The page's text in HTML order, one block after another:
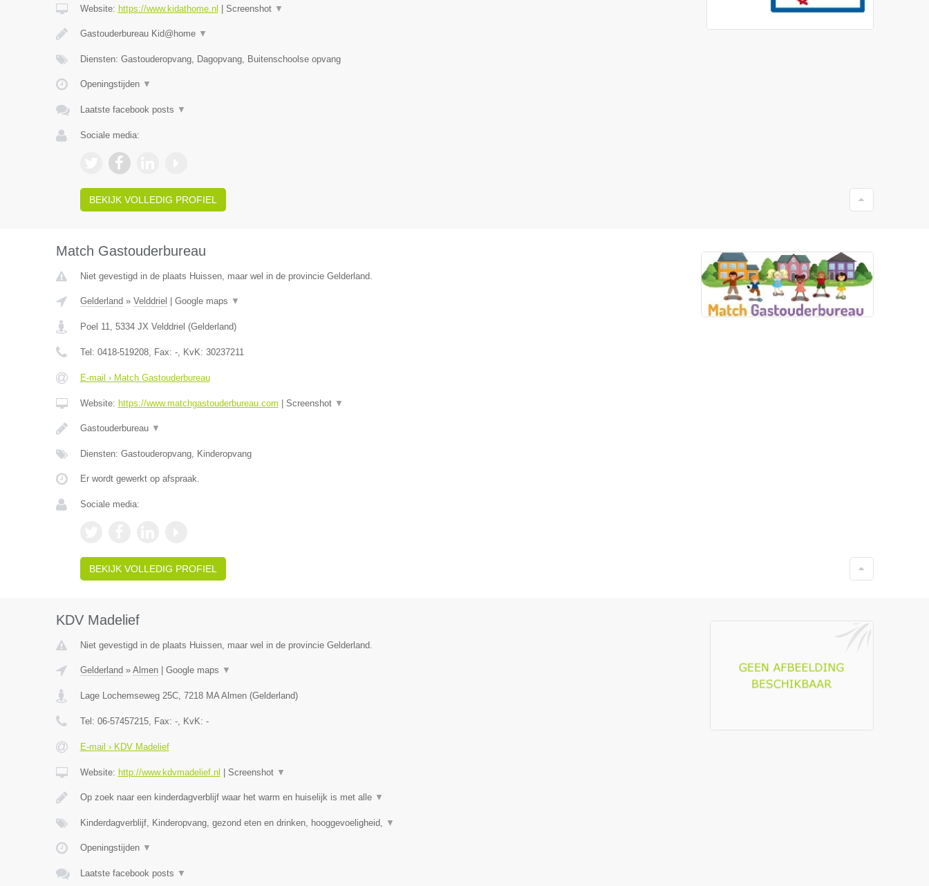
Website: https://www.kidathome.nl Screenshot ▼
Gastouderbureau Kid@home ▼
Diensten: Gastouderopvang, Dagopvang, Buitenschoolse opvang
Openingstijden ▼
Laatste facebook posts ▼
Sociale media:
BEKIJK VOLLEDIG PROFIEL
Match Gastouderbureau
Niet gevestigd in de plaats Huissen, maar wel in de provincie Gelderland.
Gelderland » Velddriel Google maps ▼
Poel 11, 5334 JX Velddriel (Gelderland)
Tel: 0418-519208, Fax: -, KvK: 30237211
E-mail › Match Gastouderbureau
Website: https://www.matchgastouderbureau.com Screenshot ▼
Gastouderbureau ▼
Diensten: Gastouderopvang, Kinderopvang
Er wordt gewerkt op afspraak.
Sociale media:
BEKIJK VOLLEDIG PROFIEL
KDV Madelief
Niet gevestigd in de plaats Huissen, maar wel in de provincie Gelderland.
Gelderland » Almen| Google maps ▼
Lage Lochemseweg 25C, 7218 MA Almen(Gelderland)
Tel: 06-57457215, Fax: -, KvK: -
E-mail › KDV Madelief
Website: http://www.kdvmadelief.nl Screenshot ▼
Op zoek naar een kinderdagverblijf waar het warm en huiselijk is met alle ▼
Kinderdagverblijf, Kinderopvang, gezond eten en drinken, hooggevoeligheid, ▼
Openingstijden ▼
Laatste facebook posts ▼